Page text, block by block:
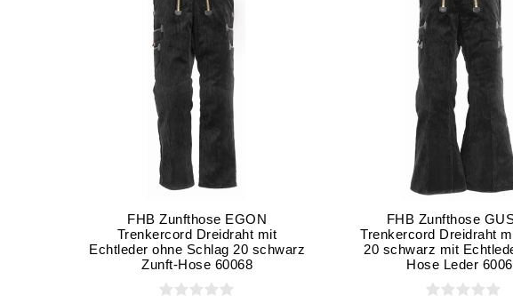
FHB Zunfthose EGON
Trenkercord Dreidraht mit
Echtleder ohne Schlag 20 schwarz
Zunft-Hose 60068
FHB Zunfthose
Trenkercord Dreidraht
20 schwarz mit
Hose Leder